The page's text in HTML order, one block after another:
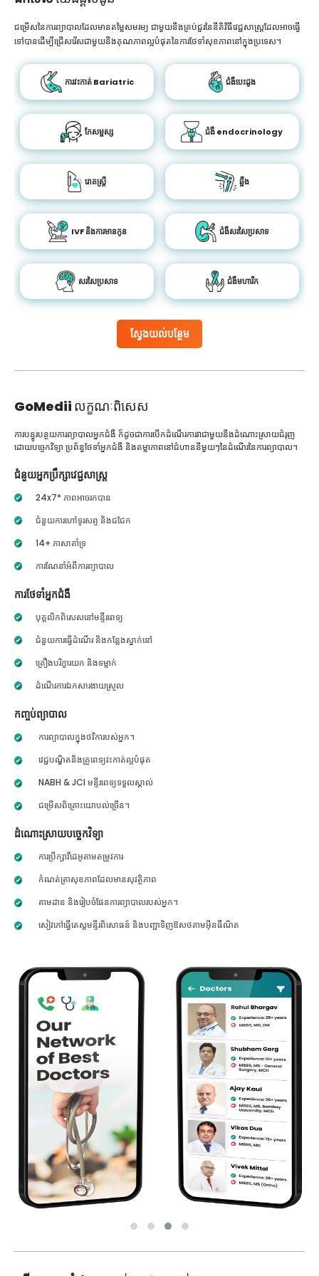
ស្វែងយល់បន្ថែម
ជម្រើសនៃការព្យាបាលដែលមានតម្លៃសមរម្យ ជាមួយនឹងគ្រប់ជួរនៃនីតិវិធីវេជ្ជសាស្រ្តដែលអាចធ្វើ
ទៅបានដើម្បីជ្រើសរើសជាមួយនឹងគុណភាពល្អបំផុតនៃការថែទាំសុខភាពនៅក្នុងប្រទេស។
ការវះកាត់ Bariatric ជំងឺបេះដូង
កែសម្ផស្ស ជំងឺ endocrinology
រោគស្ត្រី ឆ្អឹង
IVF និងការមានកូន ជំងឺសរសៃប្រសាទ
សរសៃប្រសាទ ជំងឺមហារីក
GoMedii លក្ខណៈពិសេស
ការបន្ធូរបន្ថយការព្យាបាលអ្នកជំងឺ ក៏ដូចជាការបើកដំណើរការវាជាមួយនឹងដំណោះស្រាយជំរុញ
ដោយបច្ចេកវិទ្យា ប្រព័ន្ធថែទាំអ្នកជំងឺ និងតម្លាភាពនៅជំហាននីមួយៗនៃដំណើរនៃការព្យាបាល។
ជំនួយអ្នកប្រឹក្សាវេជ្ជសាស្ត្រ
24x7* ភាពអាចរកបាន
ជំនួយការហៅទូរសព្ទ និងជជែក
14+ ភាសាគាំទ្រ
ការណែនាំអំពីការព្យាបាល
ការថែទាំអ្នកជំងឺ
បុគ្គលិកពិសេសនៅមន្ទីរពេទ្យ
ជំនួយការធ្វើដំណើរ និងកន្លែងស្នាក់នៅ
គ្រឿងបរិក្ខារយក និងទម្លាក់
ដំណើរការឯកសារងាយស្រួល
កញ្ចប់ព្យាបាល
ការព្យាបាលក្នុងថវិការបស់អ្នក។
វេជ្ជបណ្ឌិតនិងគ្រូពេទ្យវះកាត់ល្អបំផុត
NABH & JCI មន្ទីរពេទ្យទទួលស្គាល់
ជម្រើសពិគ្រោះយោបល់ច្រើន។
ដំណោះស្រាយបច្ចេកវិទ្យា
ការប្រឹក្សាវីដេអូតាមតម្រូវការ
កំណត់ត្រាសុខភាពដែលមានសុវត្ថិភាព
តាមដាន និងរៀបចំផែនការព្យាបាលរបស់អ្នក។
សៀវភៅធ្វើតេស្តមន្ទីរពិសោធន៍ និងបញ្ជាទិញឱសថតាមអ៊ីនធឺណិត